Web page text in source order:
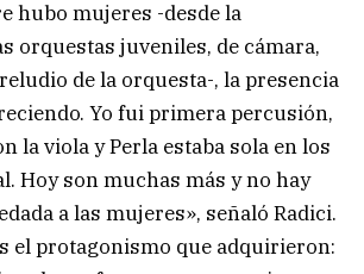
hubo mujeres -desde la
orquestas juveniles, de cámara,
de la orquesta-, la presencia
Yo fui primera percusión,
la viola y Perla estaba sola en los
Hoy son muchas más y no hay
a las mujeres», señaló Radici.
el protagonismo que adquirieron: